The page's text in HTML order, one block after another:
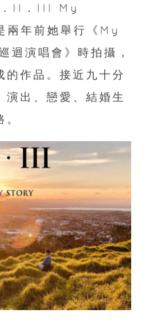
．II．III My
年前她舉行《My
演唱會》時拍攝，
的作品。接近九十分
演出、戀愛、結婚生